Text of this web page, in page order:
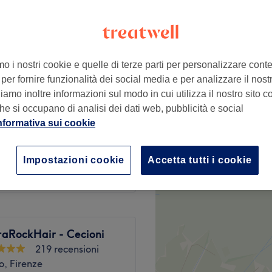
€ 22
€ 16
- Cecioni
219 recensioni
Firenze
i nostri cookie e quelle di terze parti per personalizzare
fornire funzionalità dei social media e per analizzare il
inoltre informazioni sul modo in cui utilizza il nostro sito
si occupano di analisi dei dati web, pubblicità e social
sui cookie
Accetta tutti i cookie
Impostazioni cookie